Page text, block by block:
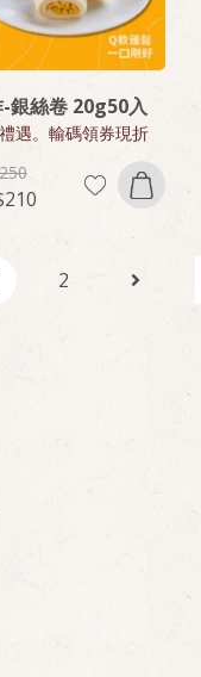
銀絲卷 20g50入
遇。輸碼領券現折
210
2